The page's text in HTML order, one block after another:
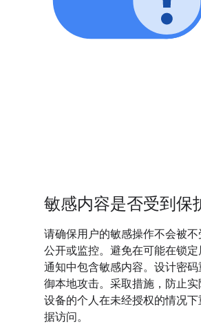
敏感内容是否受到保
请确保用户的敏感操作不会被
公开或监控。避免在可能在锁
通知中包含敏感内容。设计密
御本地攻击。采取措施，防止
设备的个人在未经授权的情况
据访问。